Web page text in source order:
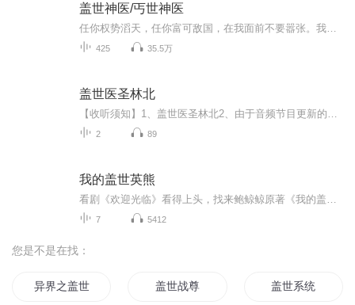
盖世神医/丐世神医
425 35.5万
盖世医圣林北
2 89
我的盖世英熊
7 5412
您是不是在找：
异界之盖世无双 盖世战尊 盖世系统